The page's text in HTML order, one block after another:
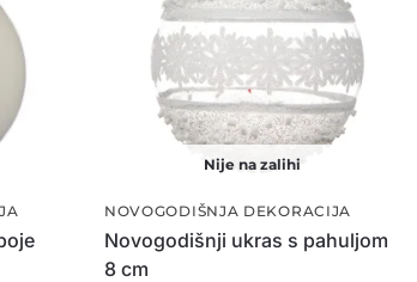
Nije na zalihi
NOVOGODIŠNJA DEKORACIJA
Novogodišnji ukras s pahuljom
8 cm